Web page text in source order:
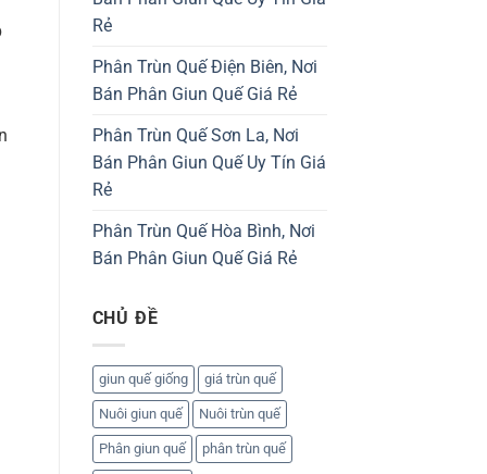
Rẻ
Phân Trùn Quế Điện Biên, Nơi
Bán Phân Giun Quế Giá Rẻ
Phân Trùn Quế Sơn La, Nơi
Bán Phân Giun Quế Uy Tín Giá
Rẻ
Phân Trùn Quế Hòa Bình, Nơi
Bán Phân Giun Quế Giá Rẻ
CHỦ ĐỀ
giun quế giống giá trùn quế
Nuôi giun quế Nuôi trùn quế
Phân giun quế phân trùn quế